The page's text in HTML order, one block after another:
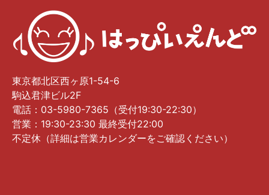
東京都北区西ヶ原1-54-6
駒込君津ビル2F
電話：03-5980-7365（受付19:30-22:30）
営業：19:30-23:30 最終受付22:00
不定休（詳細は営業カレンダーをご確認ください）